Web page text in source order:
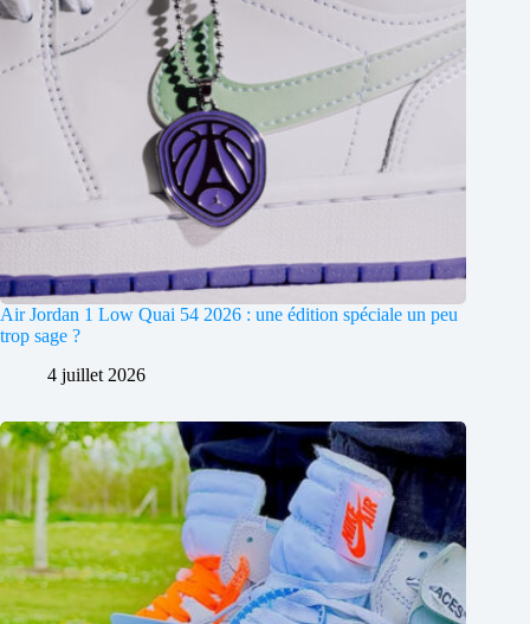
Air Jordan 1 Low Quai 54 2026 : une édition spéciale un peu
trop sage ?
4 juillet 2026